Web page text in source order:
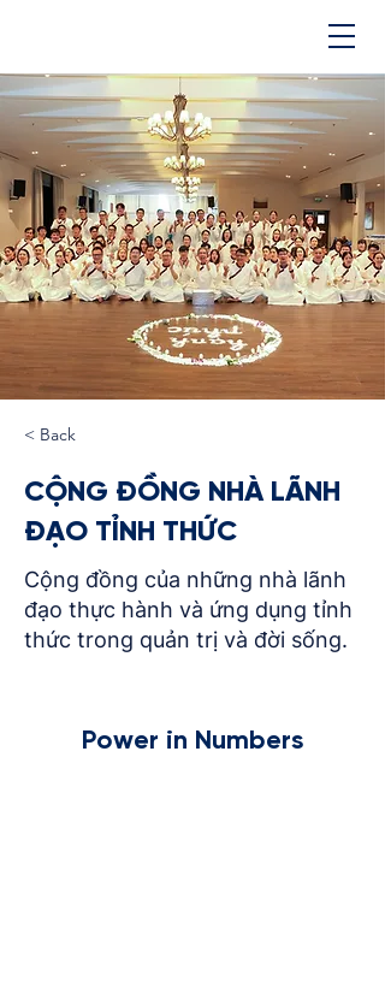
< Back
CỘNG ĐỒNG NHÀ LÃNH
ĐẠO TỈNH THỨC
Cộng đồng của những nhà lãnh
đạo thực hành và ứng dụng tỉnh
thức trong quản trị và đời sống.
Power in Numbers